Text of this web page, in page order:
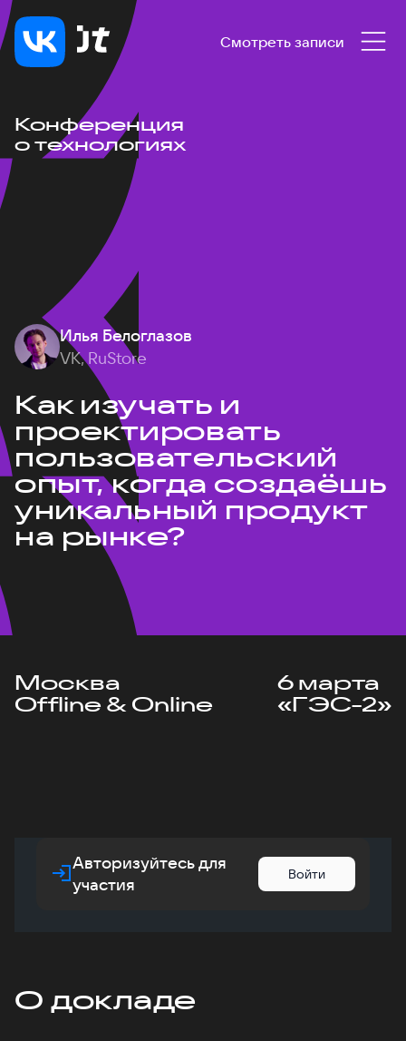
Смотреть записи
Конференция
о технологиях
Илья Белоглазов
VK, RuStore
Как изучать и
проектировать
пользовательский
опыт, когда создаёшь
уникальный продукт
на рынке?
Москва
Offline & Online
6 марта
«ГЭС-2»
Авторизуйтесь для
участия
Войти
О докладе